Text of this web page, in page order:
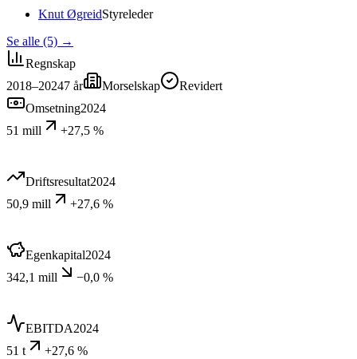
Knut ØgreidStyreleder
Se alle (5) →
Regnskap
2018–20247 år Morselskap
Revidert
Omsetning2024
51 mill
+27,5 %
Driftsresultat2024
50,9 mill
+27,6 %
Egenkapital2024
342,1 mill
−0,0 %
EBITDA2024
51 t
+27,6 %